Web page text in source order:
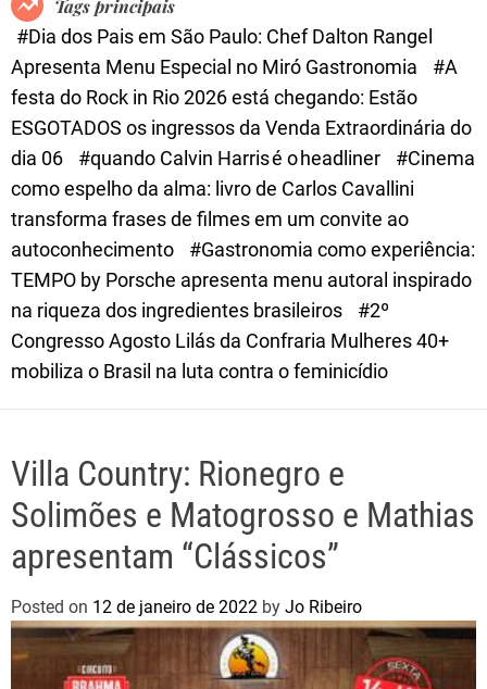
e
Tags principais
#Dia dos Pais em São Paulo: Chef Dalton Rangel
Apresenta Menu Especial no Miró Gastronomia
#A
festa do Rock in Rio 2026 está chegando: Estão
ESGOTADOS os ingressos da Venda Extraordinária do
dia 06
#quando Calvin Harris é o headliner
#Cinema
como espelho da alma: livro de Carlos Cavallini
transforma frases de filmes em um convite ao
autoconhecimento
#Gastronomia como experiência:
TEMPO by Porsche apresenta menu autoral inspirado
na riqueza dos ingredientes brasileiros
#2º
Congresso Agosto Lilás da Confraria Mulheres 40+
mobiliza o Brasil na luta contra o feminicídio
Villa Country: Rionegro e
Solimões e Matogrosso e Mathias
apresentam “Clássicos”
Posted on 12 de janeiro de 2022 by Jo Ribeiro